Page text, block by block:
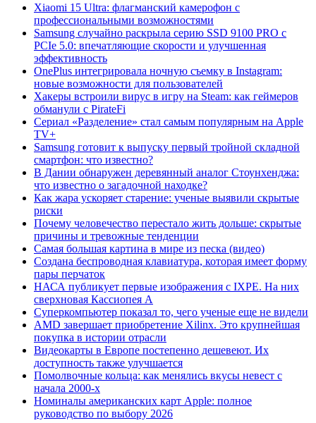
Xiaomi 15 Ultra: флагманский камерофон с
профессиональными возможностями
Samsung случайно раскрыла серию SSD 9100 PRO с
PCIe 5.0: впечатляющие скорости и улучшенная
эффективность
OnePlus интегрировала ночную съемку в Instagram:
новые возможности для пользователей
Хакеры встроили вирус в игру на Steam: как геймеров
обманули с PirateFi
Сериал «Разделение» стал самым популярным на Apple
TV+
Samsung готовит к выпуску первый тройной складной
смартфон: что известно?
В Дании обнаружен деревянный аналог Стоунхенджа:
что известно о загадочной находке?
Как жара ускоряет старение: ученые выявили скрытые
риски
Почему человечество перестало жить дольше: скрытые
причины и тревожные тенденции
Самая большая картина в мире из песка (видео)
Создана беспроводная клавиатура, которая имеет форму
пары перчаток
НАСА публикует первые изображения с IXPE. На них
сверхновая Кассиопея А
Суперкомпьютер показал то, чего ученые еще не видели
AMD завершает приобретение Xilinx. Это крупнейшая
покупка в истории отрасли
Видеокарты в Европе постепенно дешевеют. Их
доступность также улучшается
Помолвочные кольца: как менялись вкусы невест с
начала 2000-х
Номиналы американских карт Apple: полное
руководство по выбору 2026